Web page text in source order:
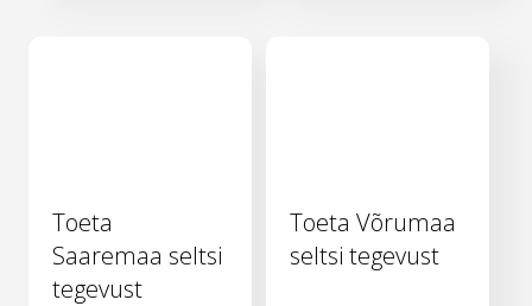
Toeta
Saaremaa seltsi
tegevust
Toeta Võrumaa
seltsi tegevust